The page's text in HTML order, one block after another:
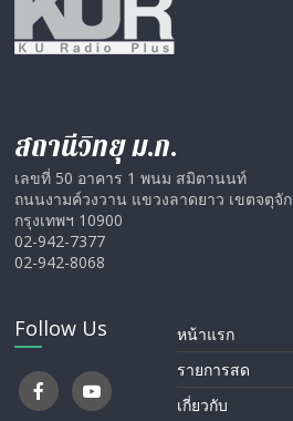
สถานีวิทยุ ม.ก.
เลขที่ 50 อาคาร 1 พนม สมิตานนท์
ถนนงามค์วงวาน แขวงลาดยาว เขตจตุจั
กรุงเทพฯ 10900
02-942-7377
02-942-8068
Follow Us
หน้าแรก
รายการสด
เกี่ยวกับ